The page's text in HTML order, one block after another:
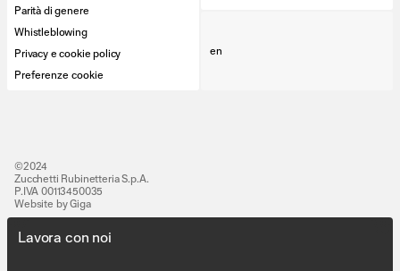
Lavora con noi
Parità di genere
Whistleblowing
Privacy e cookie policy
Preferenze cookie
en
©2024
Zucchetti Rubinetteria S.p.A.
P.IVA 00113450035
Website by Giga